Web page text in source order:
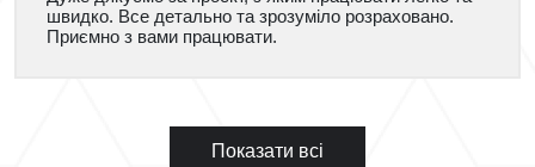
швидко. Все детально та зрозуміло розраховано.
Приємно з вами працювати.
Показати всі